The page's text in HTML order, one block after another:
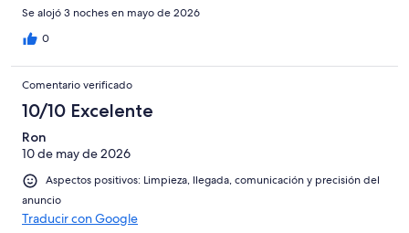
Se alojó 3 noches en mayo de 2026
0
Comentario verificado
10/10 Excelente
Ron
10 de may de 2026
Aspectos positivos: Limpieza, llegada, comunicación y precisión del
anuncio
Traducir con Google